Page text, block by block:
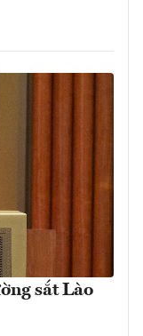
sắt Lào